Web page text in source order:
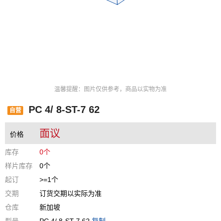
温馨提醒：图片仅供参考，商品以实物为准
自营 PC 4/ 8-ST-7 62
价格 面议
库存
0个
样片库存
0个
起订
>=1个
交期
订货交期以实际为准
仓库
新加坡